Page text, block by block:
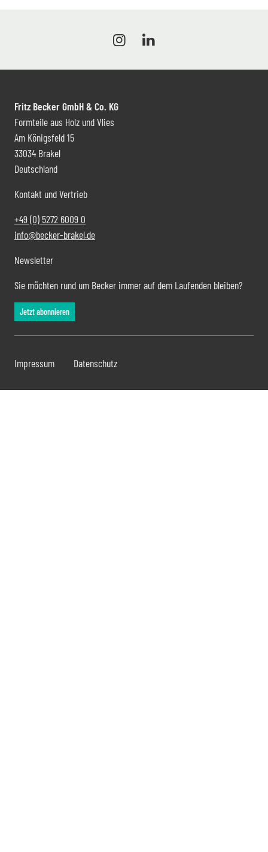
Fritz Becker GmbH & Co. KG
Formteile aus Holz und Vlies
Am Königsfeld 15
33034 Brakel
Deutschland
Kontakt und Vertrieb
+49 (0) 5272 6009 0
info@becker-brakel.de
Newsletter
Sie möchten rund um Becker immer auf dem Laufenden bleiben?
Jetzt abonnieren
Impressum Datenschutz